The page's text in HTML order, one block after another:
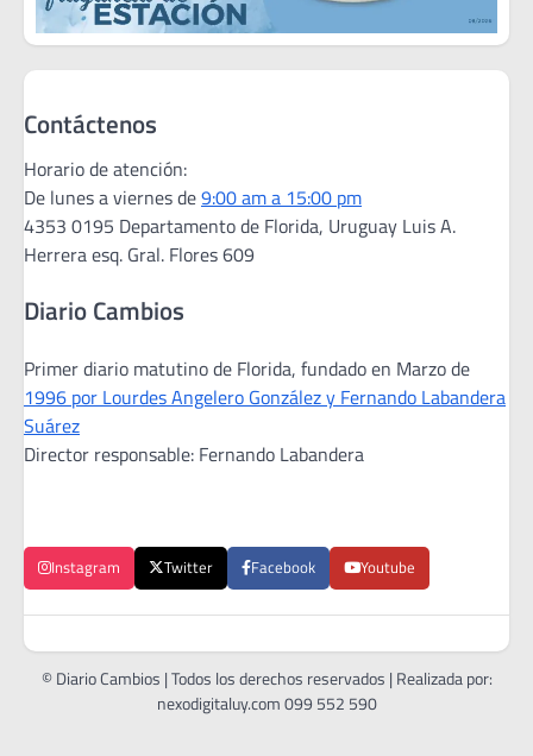
Contáctenos
Horario de atención:
De lunes a viernes de9:00 am a 15:00 pm
4353 0195 Departamento de Florida, Uruguay Luis A.
Herrera esq. Gral. Flores 609
Diario Cambios
Primer diario matutino de Florida, fundado en Marzo de
1996 por Lourdes Angelero González y Fernando Labandera
Suárez
Director responsable: Fernando Labandera
Instagram Twitter Facebook Youtube